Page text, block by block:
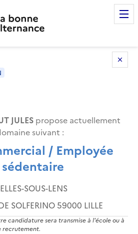
JULES propose actuellement
suivant :
/ Employée
SOUS-LENS
SOLFERINO 59000 LILLE
candidature sera transmise à l'école ou à
recrutement.